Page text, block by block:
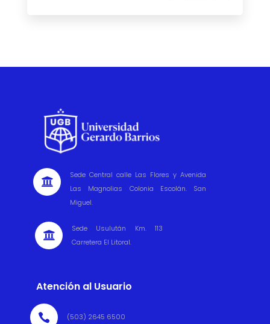

Sede Central calle Las Flores y Avenida
Las Magnolias Colonia Escolán. San
Miguel.

Sede Usulután Km. 113
Carretera El Litoral.
Atención al Usuario
 (503) 2645 6500